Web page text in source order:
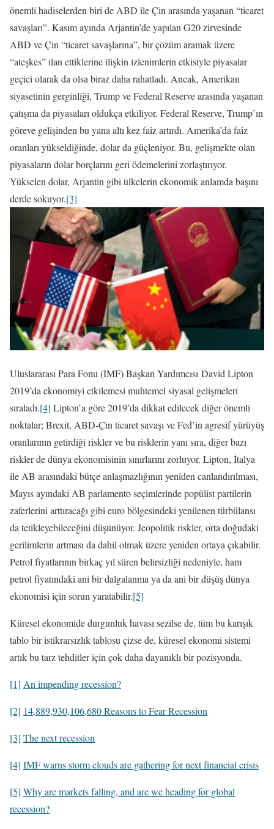
önemli hadiselerden biri de ABD ile Çin arasında yaşanan “ticaret
savaşları”. Kasım ayında Arjantin’de yapılan G20 zirvesinde
ABD ve Çin “ticaret savaşlarına”, bir çözüm aramak üzere
“ateşkes” ilan ettiklerine ilişkin izlenimlerin etkisiyle piyasalar
geçici olarak da olsa biraz daha rahatladı. Ancak, Amerikan
siyasetinin gerginliği, Trump ve Federal Reserve arasında yaşanan
çatışma da piyasaları oldukça etkiliyor. Federal Reserve, Trump’ın
göreve gelişinden bu yana altı kez faiz artırdı. Amerika’da faiz
oranları yükseldiğinde, dolar da güçleniyor. Bu, gelişmekte olan
piyasaların dolar borçlarını geri ödemelerini zorlaştırıyor.
Yükselen dolar, Arjantin gibi ülkelerin ekonomik anlamda başını
derde sokuyor.[3]
Uluslararası Para Fonu (IMF) Başkan Yardımcısı David Lipton
2019’da ekonomiyi etkilemesi muhtemel siyasal gelişmeleri
sıraladı.[4] Lipton’a göre 2019’da dikkat edilecek diğer önemli
noktalar; Brexit, ABD-Çin ticaret savaşı ve Fed’in agresif yürüyüş
oranlarının getirdiği riskler ve bu risklerin yanı sıra, diğer bazı
riskler de dünya ekonomisinin sınırlarını zorluyor. Lipton, İtalya
ile AB arasındaki bütçe anlaşmazlığının yeniden canlandırılması,
Mayıs ayındaki AB parlamento seçimlerinde popülist partilerin
zaferlerini arttıracağı gibi euro bölgesindeki yenilenen türbülansı
da tetikleyebileceğini düşünüyor. Jeopolitik riskler, orta doğudaki
gerilimlerin artması da dahil olmak üzere yeniden ortaya çıkabilir.
Petrol fiyatlarının birkaç yıl süren belirsizliği nedeniyle, ham
petrol fiyatındaki ani bir dalgalanma ya da ani bir düşüş dünya
ekonomisi için sorun yaratabilir.[5]
Küresel ekonomide durgunluk havası sezilse de, tüm bu karışık
tablo bir istikrarsızlık tablosu çizse de, küresel ekonomi sistemi
artık bu tarz tehditler için çok daha dayanıklı bir pozisyonda.
[1] An impending recession?
[2] 14,889,930,106,680 Reasons to Fear Recession
[3] The next recession
[4] IMF warns storm clouds are gathering for next financial crisis
[5] Why are markets falling, and are we heading for global
recession?